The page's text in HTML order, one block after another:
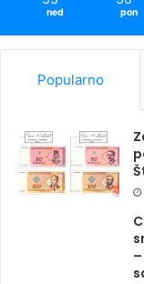
ned pon
Popularno